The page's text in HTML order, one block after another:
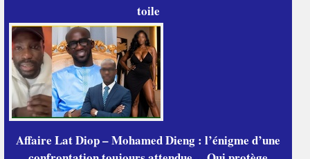
toile
Affaire Lat Diop – Mohamed Dieng : l’énigme d’une